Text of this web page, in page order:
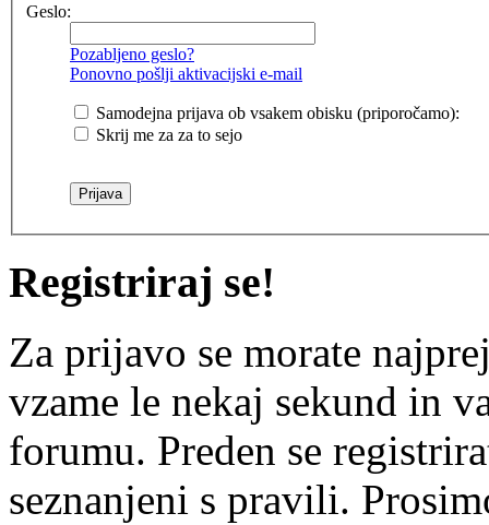
Geslo:
Pozabljeno geslo?
Ponovno pošlji aktivacijski e-mail
Samodejna prijava ob vsakem obisku (priporočamo):
Skrij me za za to sejo
Registriraj se!
Za prijavo se morate
vzame le nekaj sekund in
forumu. Preden se
seznanjeni s pravili.